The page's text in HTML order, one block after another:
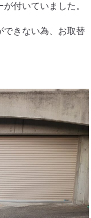
付いていました。
できない為、お取替